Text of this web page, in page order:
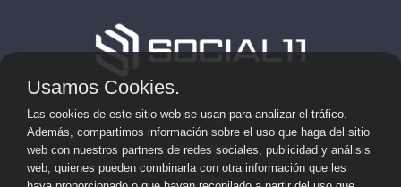
Aviso Legal
Privacidad
Cookies
Usamos Cookies.
Las cookies de este sitio web se usan para analizar el tráfico.
Además, compartimos información sobre el uso que haga del sitio
web con nuestros partners de redes sociales, publicidad y análisis
web, quienes pueden combinarla con otra información que les